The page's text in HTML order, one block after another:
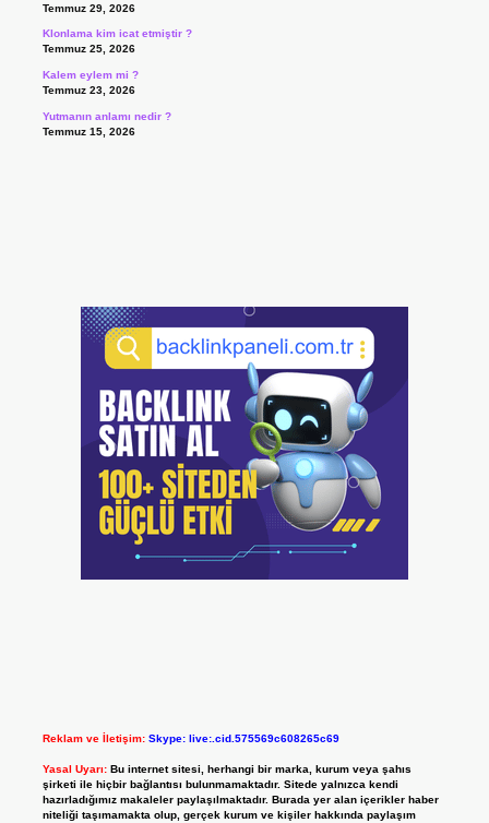
Temmuz 29, 2026
Klonlama kim icat etmiştir ?
Temmuz 25, 2026
Kalem eylem mi ?
Temmuz 23, 2026
Yutmanın anlamı nedir ?
Temmuz 15, 2026
Reklam ve İletişim: Skype: live:.cid.575569c608265c69
Yasal Uyarı: Bu internet sitesi, herhangi bir marka, kurum veya şahıs
şirketi ile hiçbir bağlantısı bulunmamaktadır. Sitede yalnızca kendi
hazırladığımız makaleler paylaşılmaktadır. Burada yer alan içerikler haber
niteliği taşımamakta olup, gerçek kurum ve kişiler hakkında paylaşım